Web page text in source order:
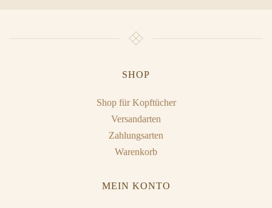
SHOP
Shop für Kopftücher
Versandarten
Zahlungsarten
Warenkorb
MEIN KONTO